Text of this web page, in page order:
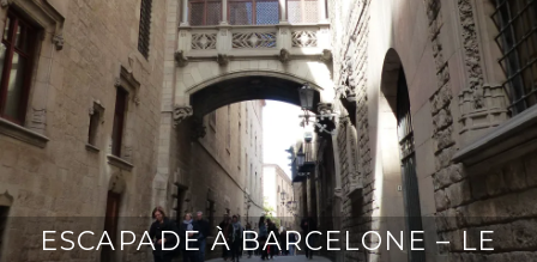
ESCAPADE À BARCELONE – LE